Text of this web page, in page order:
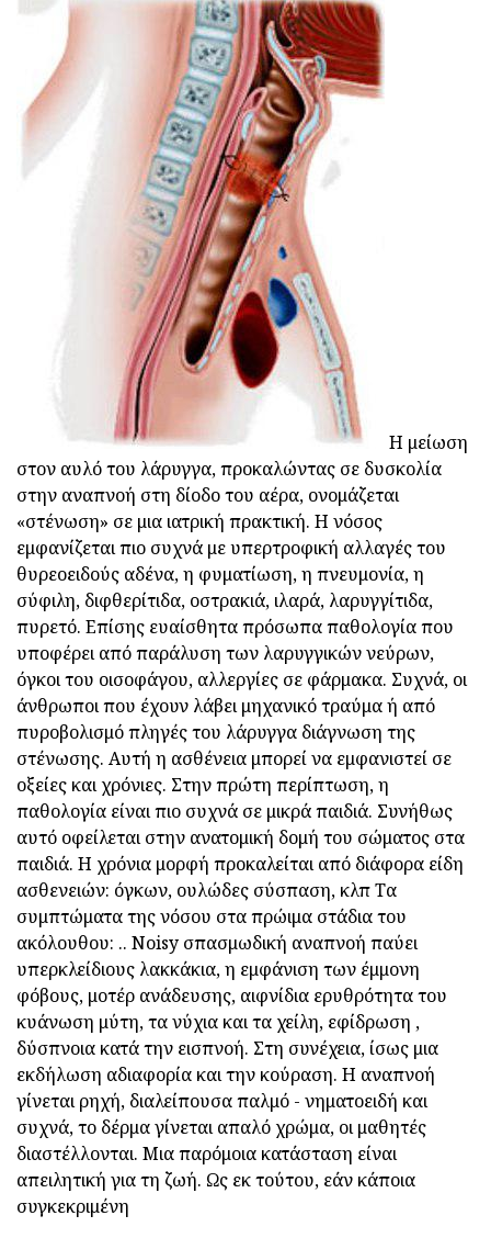
Η μείωση
στον αυλό του λάρυγγα, προκαλώντας σε δυσκολία
στην αναπνοή στη δίοδο του αέρα, ονομάζεται
«στένωση» σε μια ιατρική πρακτική. Η νόσος
εμφανίζεται πιο συχνά με υπερτροφική αλλαγές του
θυρεοειδούς αδένα, η φυματίωση, η πνευμονία, η
σύφιλη, διφθερίτιδα, οστρακιά, ιλαρά, λαρυγγίτιδα,
πυρετό. Επίσης ευαίσθητα πρόσωπα παθολογία που
υποφέρει από παράλυση των λαρυγγικών νεύρων,
όγκοι του οισοφάγου, αλλεργίες σε φάρμακα. Συχνά, οι
άνθρωποι που έχουν λάβει μηχανικό τραύμα ή από
πυροβολισμό πληγές του λάρυγγα διάγνωση της
στένωσης. Αυτή η ασθένεια μπορεί να εμφανιστεί σε
οξείες και χρόνιες. Στην πρώτη περίπτωση, η
παθολογία είναι πιο συχνά σε μικρά παιδιά. Συνήθως
αυτό οφείλεται στην ανατομική δομή του σώματος στα
παιδιά. Η χρόνια μορφή προκαλείται από διάφορα είδη
ασθενειών: όγκων, ουλώδες σύσπαση, κλπ Τα
συμπτώματα της νόσου στα πρώιμα στάδια του
ακόλουθου: .. Noisy σπασμωδική αναπνοή παύει
υπερκλείδιους λακκάκια, η εμφάνιση των έμμονη
φόβους, μοτέρ ανάδευσης, αιφνίδια ερυθρότητα του
κυάνωση μύτη, τα νύχια και τα χείλη, εφίδρωση ,
δύσπνοια κατά την εισπνοή. Στη συνέχεια, ίσως μια
εκδήλωση αδιαφορία και την κούραση. Η αναπνοή
γίνεται ρηχή, διαλείπουσα παλμό - νηματοειδή και
συχνά, το δέρμα γίνεται απαλό χρώμα, οι μαθητές
διαστέλλονται. Μια παρόμοια κατάσταση είναι
απειλητική για τη ζωή. Ως εκ τούτου, εάν κάποια
συγκεκριμένη